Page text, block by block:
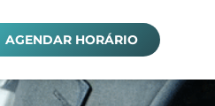
AGENDAR HORÁRIO